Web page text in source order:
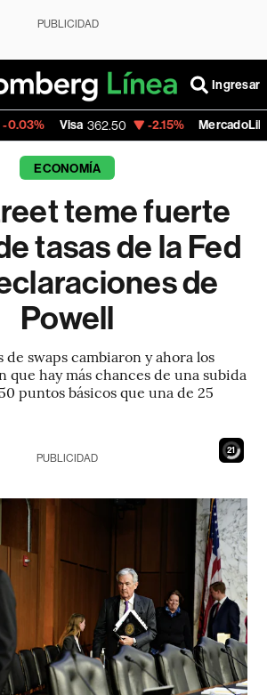
PUBLICIDAD
Ingresar
-2.15% MercadoLibre 1,821.795 -
ECONOMÍA
teme fuerte
tasas de la Fed
de
Powell
de swaps cambiaron y ahora los
que hay más chances de una subida
puntos básicos que una de 25
19
PUBLICIDAD